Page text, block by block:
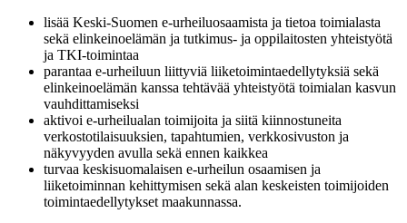
lisää Keski-Suomen e-urheiluosaamista ja tietoa toimialasta
sekä elinkeinoelämän ja tutkimus- ja oppilaitosten yhteistyötä
ja TKI-toimintaa
parantaa e-urheiluun liittyviä liiketoimintaedellytyksiä sekä
elinkeinoelämän kanssa tehtävää yhteistyötä toimialan kasvun
vauhdittamiseksi
aktivoi e-urheilualan toimijoita ja siitä kiinnostuneita
verkostotilaisuuksien, tapahtumien, verkkosivuston ja
näkyvyyden avulla sekä ennen kaikkea
turvaa keskisuomalaisen e-urheilun osaamisen ja
liiketoiminnan kehittymisen sekä alan keskeisten toimijoiden
toimintaedellytykset maakunnassa.